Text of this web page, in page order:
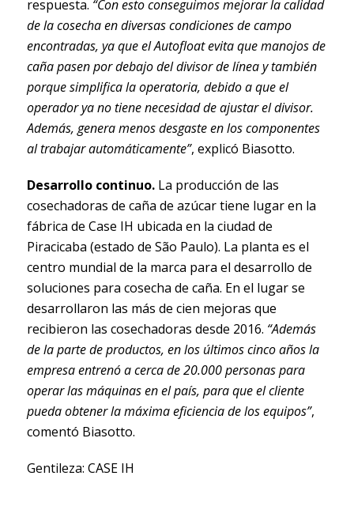
respuesta. “Con esto conseguimos mejorar la calidad
de la cosecha en diversas condiciones de campo
encontradas, ya que el Autofloat evita que manojos de
caña pasen por debajo del divisor de línea y también
porque simplifica la operatoria, debido a que el
operador ya no tiene necesidad de ajustar el divisor.
Además, genera menos desgaste en los componentes
al trabajar automáticamente”, explicó Biasotto.
Desarrollo continuo. La producción de las
cosechadoras de caña de azúcar tiene lugar en la
fábrica de Case IH ubicada en la ciudad de
Piracicaba (estado de São Paulo). La planta es el
centro mundial de la marca para el desarrollo de
soluciones para cosecha de caña. En el lugar se
desarrollaron las más de cien mejoras que
recibieron las cosechadoras desde 2016. “Además
de la parte de productos, en los últimos cinco años la
empresa entrenó a cerca de 20.000 personas para
operar las máquinas en el país, para que el cliente
pueda obtener la máxima eficiencia de los equipos”,
comentó Biasotto.
Gentileza: CASE IH